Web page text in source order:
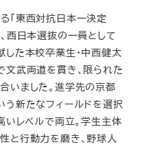
「東西対抗日本一決定
西日本選抜の一員として
した本校卒業生・中西健太
文武両道を貫き、限られた
いました。進学先の京都
う新たなフィールドを選択
いレベルで両立。学生主体
と行動力を磨き、野球人